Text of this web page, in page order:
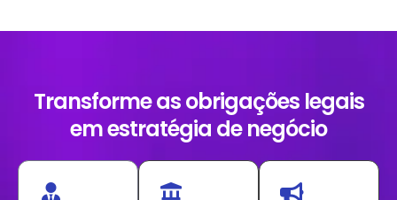
Transforme as obrigações legais
em estratégia de negócio